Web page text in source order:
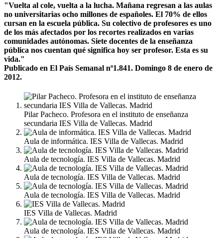
"Vuelta al cole, vuelta a la lucha. Mañana regresan a las aulas
no universitarias ocho millones de españoles. El 70% de ellos
cursan en la escuela pública. Su colectivo de profesores es uno
de los más afectados por los recortes realizados en varias
comunidades autónomas. Siete docentes de la enseñanza
pública nos cuentan qué significa hoy ser profesor. Esta es su
vida."
Publicado en El País Semanal nº1.841. Domingo 8 de enero de
2012.
Pilar Pacheco. Profesora en el instituto de enseñanza
secundaria IES Villa de Vallecas. Madrid
Aula de informática. IES Villa de Vallecas. Madrid
Aula de tecnología. IES Villa de Vallecas. Madrid
Aula de tecnología. IES Villa de Vallecas. Madrid
Aula de tecnología. IES Villa de Vallecas. Madrid
IES Villa de Vallecas. Madrid
Aula de tecnología. IES Villa de Vallecas. Madrid